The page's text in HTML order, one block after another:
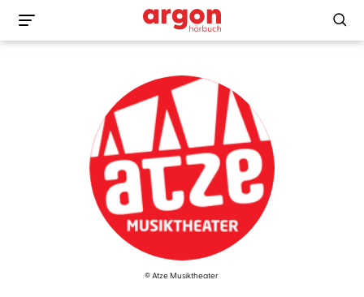
© Atze Musiktheater